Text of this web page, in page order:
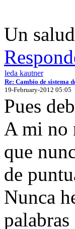
Un
leda kautner
Re: Cambio de sistema
19-February-2012 05:05
Pues
A mi no
que
de
Nunca